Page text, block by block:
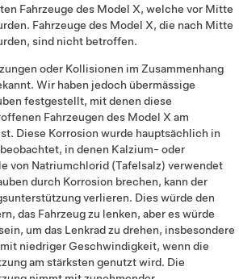
Fahrzeuge des Model X, welche vor Mitte
Fahrzeuge des Model X, die nach Mitte
sind nicht betroffen.
oder Kollisionen im Zusammenhang
Wir haben jedoch übermässige
festgestellt, mit denen diese
Fahrzeugen des Model X am
Diese Korrosion wurde hauptsächlich in
in denen Kalzium- oder
von Natriumchlorid (Tafelsalz) verwendet
durch Korrosion brechen, kann der
verlieren. Dies würde den
das Fahrzeug zu lenken, aber es würde
um das Lenkrad zu drehen, insbesondere
niedriger Geschwindigkeit, wenn die
am stärksten genutzt wird. Die